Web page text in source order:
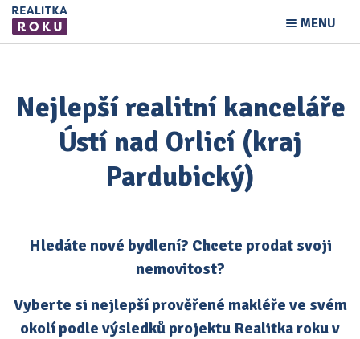
MENU
Nejlepší realitní kanceláře
Ústí nad Orlicí (kraj
Pardubický)
Hledáte nové bydlení? Chcete prodat svoji
nemovitost?
Vyberte si nejlepší prověřené makléře ve svém
okolí podle výsledků projektu Realitka roku v